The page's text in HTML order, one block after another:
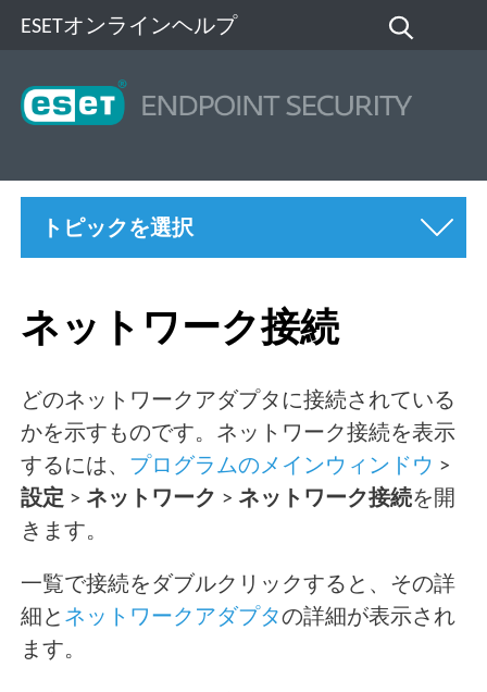
ESETオンラインヘルプ
トピックを選択
ネットワーク接続
どのネットワークアダプタに接続されている
かを示すものです。ネットワーク接続を表示
するには、 プログラムのメインウィンドウ >
設定 > ネットワーク > ネットワーク接続を開
きます。
一覧で接続をダブルクリックすると、その詳
細と ネットワークアダプタの詳細が表示され
ます。